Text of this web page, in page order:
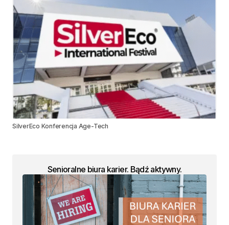
SilverEco Konferencja Age-Tech
Senioralne biura karier. Bądź aktywny.